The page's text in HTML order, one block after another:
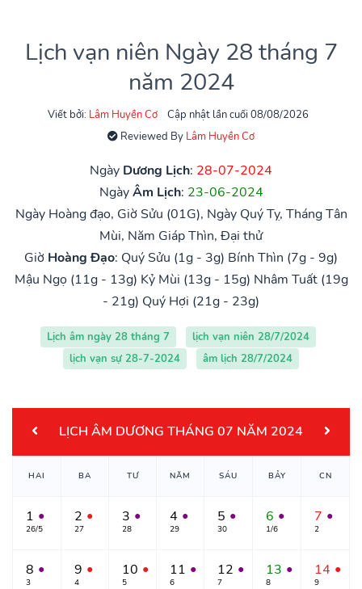
Lịch vạn niên Ngày 28 tháng 7
năm 2024
Viết bởi: Lâm Huyền Cơ
Cập nhật lần cuối 08/08/2026
Reviewed By Lâm Huyền Cơ
Ngày Dương Lịch: 28-07-2024
NgàyÂm Lịch: 23-06-2024
Ngày Hoàng đạo, Giờ Sửu (01G), Ngày Quý Tỵ, Tháng Tân
Mùi, Năm Giáp Thìn, Đại thử
Giờ Hoàng Đạo: Quý Sửu (1g - 3g) Bính Thìn (7g - 9g)
Mậu Ngọ (11g - 13g) Kỷ Mùi (13g - 15g) Nhâm Tuất (19g
- 21g) Quý Hợi (21g - 23g)
Lịch âm ngày 28 tháng 7
lịch vạn niên 28/7/2024
lịch vạn sự 28-7-2024
âm lịch 28/7/2024
LỊCH ÂM DƯƠNG THÁNG 07 NĂM 2024
HAI BA TƯ NĂM SÁU BẢY CN
1 ●
26/5
2 ●
27
3 ●
28
4 ●
29
5 ●
30
6 ●
1/6
7 ●
2
8 ●
3
9 ●
4
10 ●
5
11 ●
6
12 ●
7
13 ●
8
14 ●
9